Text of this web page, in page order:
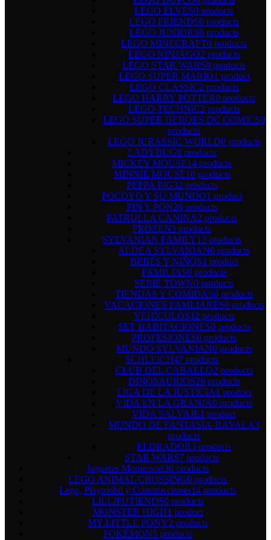
LEGO ELVES0 products
LEGO FRIENDS0 products
LEGO JUNIORS0 products
LEGO MINECRAFT0 products
LEGO NINJAGO2 products
LEGO STAR WARS0 products
LEGO SUPER MARIO1 product
LEGO CLASSIC2 products
LEGO HARRY POTTER0 products
LEGO TECHNIC2 products
LEGO SUPER HEROES DC COMICS0
products
LEGO JURASSIC WORLD0 products
LADYBUG8 products
MICKEY MOUSE14 products
MINNIE MOUSE10 products
PEPPA PIG32 products
POCOYO Y SU MUNDO1 product
PIN Y PON28 products
PATRULLA CANINA2 products
FROZEN3 products
SYLVANIAN FAMILY13 products
ALDEA SYLVANIAN0 products
BEBÉS Y NIÑOS1 product
FAMILIAS0 products
SERIE TOWN0 products
TIENDAS Y COMIDAS0 products
VACACIONES FAMLIARES0 products
VEHÍCULOS12 products
SET HABITACIONES0 products
PROFESIONES0 products
MUNDO SYLVANIAN0 products
SCHLEICH47 products
CLUB DEL CABALLO2 products
DINOSAURIOS26 products
LIGA DE LA JUSTICIA1 product
VIDA EN LA GRANJA0 products
VIDA SALVAJE1 product
MUNDO DE FANTASIA-BAYALA3
products
ELDRADOR3 products
STAR WARS7 products
Juguetes Montessori30 products
LEGO ANIMAL CROSSING0 products
Lego, Playmobil y Construcciones14 products
LILLIPUTIENDS0 products
MONSTER HIGH1 product
MY LITTLE PONY2 products
POKÉMON5 products